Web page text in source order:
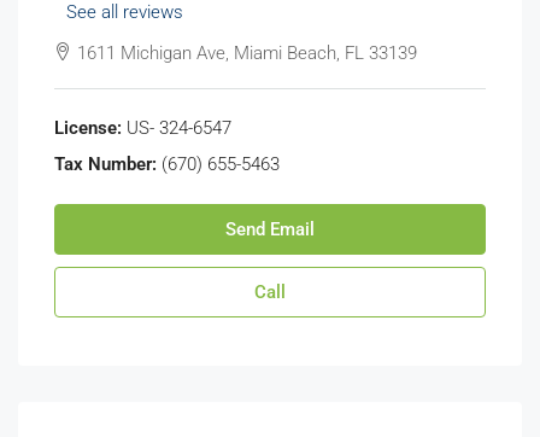
See all reviews
1611 Michigan Ave, Miami Beach, FL 33139
License: US- 324-6547
Tax Number: (670) 655-5463
Send Email
Call